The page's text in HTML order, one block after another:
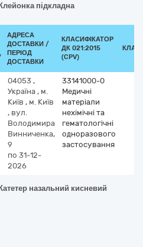
підкладна
АДРЕСА
ДОСТАВКИ /
ПЕРІОД
ДОСТАВКИ
КЛАСИФІКАТОР
ДК 021:2015
(CPV)
04053 ,
Україна , м.
Київ , м. Київ
, вул.
Володимира
Винниченка,
9
по 31-12-
2026
33141000-0
Медичні
матеріали
нехімічні та
гематологічні
одноразового
застосування
назальний кисневий